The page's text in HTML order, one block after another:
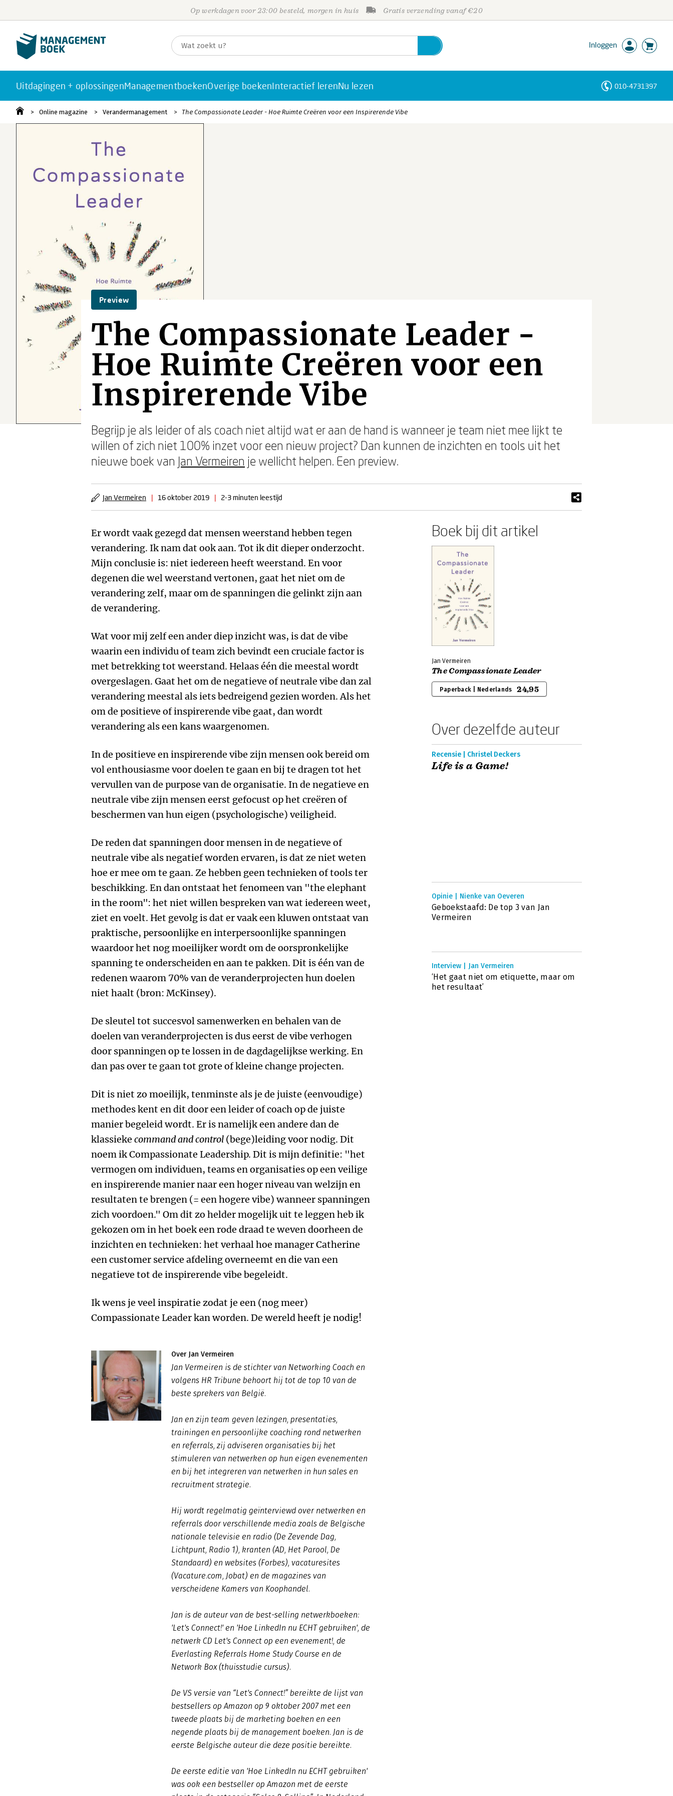
Op werkdagen voor 23:00 besteld, morgen in huis Gratis verzending vanaf €20
Inloggen
Uitdagingen + oplossingenManagementboekenOverige boekenInteractief lerenNu lezen 010-4731397
Online magazine Verandermanagement The Compassionate Leader - Hoe Ruimte Creëren voor een Inspirerende Vibe
Preview
The Compassionate Leader -
Hoe Ruimte Creëren voor een
Inspirerende Vibe
Begrijp je als leider of als coach niet altijd wat er aan de hand is wanneer je team niet mee lijkt te
willen of zich niet 100% inzet voor een nieuw project? Dan kunnen de inzichten en tools uit het
nieuwe boek van Jan Vermeiren je wellicht helpen. Een preview.
Jan Vermeiren | 16 oktober 2019 | 2-3 minuten leestijd
Er wordt vaak gezegd dat mensen weerstand hebben tegen
verandering. Ik nam dat ook aan. Tot ik dit dieper onderzocht.
Mijn conclusie is: niet iedereen heeft weerstand. En voor
degenen die wel weerstand vertonen, gaat het niet om de
verandering zelf, maar om de spanningen die gelinkt zijn aan
de verandering.
Wat voor mij zelf een ander diep inzicht was, is dat de vibe
waarin een individu of team zich bevindt een cruciale factor is
met betrekking tot weerstand. Helaas één die meestal wordt
overgeslagen. Gaat het om de negatieve of neutrale vibe dan zal
verandering meestal als iets bedreigend gezien worden. Als het
om de positieve of inspirerende vibe gaat, dan wordt
verandering als een kans waarge­nomen.
In de positieve en inspirerende vibe zijn mensen ook bereid om
vol enthousiasme voor doelen te gaan en bij te dragen tot het
vervullen van de purpose van de organisatie. In de negatieve en
neutrale vibe zijn mensen eerst gefocust op het creëren of
beschermen van hun eigen (psychologische) veiligheid.
De reden dat spanningen door mensen in de negatieve of
neutrale vibe als negatief worden ervaren, is dat ze niet weten
hoe er mee om te gaan. Ze hebben geen technieken of tools ter
beschikking. En dan ontstaat het fenomeen van "the elephant
in the room": het niet willen bespreken van wat iedereen weet,
ziet en voelt. Het gevolg is dat er vaak een kluwen ontstaat van
praktische, persoonlijke en interpersoonlijke spanningen
waardoor het nog moeilijker wordt om de oorspronkelijke
spanning te onderscheiden en aan te pakken. Dit is één van de
redenen waarom 70% van de veranderprojecten hun doelen
niet haalt (bron: McKinsey).
De sleutel tot succesvol samenwerken en behalen van de
doelen van veranderprojecten is dus eerst de vibe verhogen
door spanningen op te lossen in de dagdagelijkse werking. En
dan pas over te gaan tot grote of kleine change projecten.
Dit is niet zo moeilijk, tenminste als je de juiste (eenvoudige)
methodes kent en dit door een leider of coach op de juiste
manier begeleid wordt. Er is namelijk een andere dan de
klassieke command and control (bege)leiding voor nodig. Dit
noem ik Compassionate Leadership. Dit is mijn definitie: "het
vermogen om individuen, teams en organisaties op een veilige
en inspirerende manier naar een hoger niveau van welzijn en
resultaten te brengen (= een hogere vibe) wanneer spanningen
zich voordoen." Om dit zo helder mogelijk uit te leggen heb ik
gekozen om in het boek een rode draad te weven doorheen de
inzichten en technieken: het verhaal hoe manager Catherine
een customer service afdeling overneemt en die van een
negatieve tot de inspirerende vibe begeleidt.
Ik wens je veel inspiratie zodat je een (nog meer)
Compassionate Leader kan worden. De wereld heeft je nodig!
Over Jan Vermeiren
Jan Vermeiren is de stichter van Networking Coach en
volgens HR Tribune behoort hij tot de top 10 van de
beste sprekers van België.
Jan en zijn team geven lezingen, presentaties,
trainingen en persoonlijke coaching rond netwerken
en referrals, zij adviseren organisaties bij het
stimuleren van netwerken op hun eigen evenementen
en bij het integreren van netwerken in hun sales en
recruitment strategie.
Hij wordt regelmatig geïnterviewd over netwerken en
referrals door verschillende media zoals de Belgische
nationale televisie en radio (De Zevende Dag,
Lichtpunt, Radio 1), kranten (AD, Het Parool, De
Standaard) en websites (Forbes), vacaturesites
(Vacature.com, Jobat) en de magazines van
verscheidene Kamers van Koophandel.
Jan is de auteur van de best-selling netwerkboeken:
'Let's Connect!' en 'Hoe LinkedIn nu ECHT gebruiken', de
netwerk CD Let's Connect op een evenement!, de
Everlasting Referrals Home Study Course en de
Network Box (thuisstudie cursus).
De VS versie van “Let's Connect!” bereikte de lijst van
bestsellers op Amazon op 9 oktober 2007 met een
tweede plaats bij de marketing boeken en een
negende plaats bij de management boeken. Jan is de
eerste Belgische auteur die deze positie bereikte.
De eerste editie van 'Hoe LinkedIn nu ECHT gebruiken'
was ook een bestseller op Amazon met de eerste
Boek bij dit artikel
Jan Vermeiren
The Compassionate Leader
Paperback | Nederlands 24,95
Over dezelfde auteur
Recensie | Christel Deckers
Life is a Game!
Opinie | Nienke van Oeveren
Geboekstaafd: De top 3 van Jan
Vermeiren
Interview | Jan Vermeiren
‘Het gaat niet om etiquette, maar om
het resultaat’
Personen